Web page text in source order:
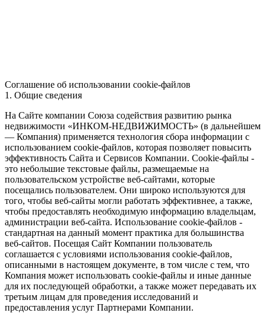
Соглашение об использовании cookie-файлов
1. Общие сведения
На Сайте компании Союза содействия развитию рынка
недвижимости «ИНКОМ-НЕДВИЖИМОСТЬ» (в дальнейшем
— Компания) применяется технология сбора информации с
использованием cookie-файлов, которая позволяет повысить
эффективность Сайта и Сервисов Компании. Сookie-файлы -
это небольшие текстовые файлы, размещаемые на
пользовательском устройстве веб-сайтами, которые
посещались пользователем. Они широко используются для
того, чтобы веб-сайты могли работать эффективнее, а также,
чтобы предоставлять необходимую информацию владельцам,
администрации веб-сайта. Использование cookie-файлов -
стандартная на данный момент практика для большинства
веб-сайтов. Посещая Сайт Компании пользователь
соглашается с условиями использования cookie-файлов,
описанными в настоящем документе, в том числе с тем, что
Компания может использовать cookie-файлы и иные данные
для их последующей обработки, а также может передавать их
третьим лицам для проведения исследований и
предоставления услуг Партнерами Компании.